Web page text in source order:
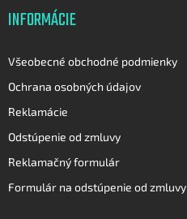
INFORMÁCIE
Všeobecné obchodné podmienky
Ochrana osobných údajov
Reklamácie
Odstúpenie od zmluvy
Reklamačný formulár
Formulár na odstúpenie od zmluvy